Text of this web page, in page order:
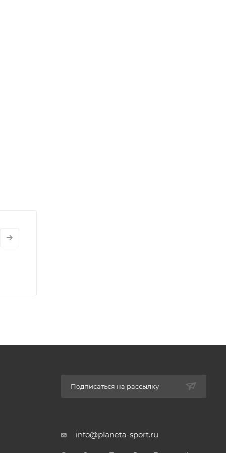
Подписаться на рассылку
info@planeta-sport.ru